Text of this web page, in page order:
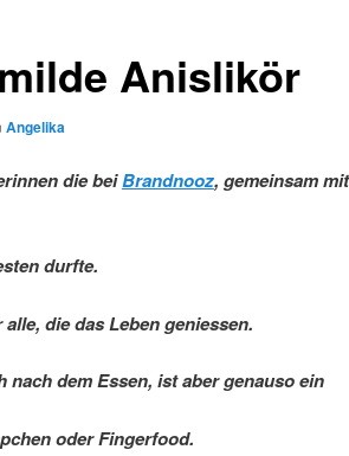
Anislikör
Angelika
die beiBrandnooz, gemeinsam mit
durfte.
die das Leben geniessen.
dem Essen, ist aber genauso ein
oder Fingerfood.